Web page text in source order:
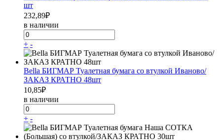
шт
232,89₽
в наличии
+ -
Bella БИГМАР Туалетная бумага со втулкой Иваново/
ЗАКАЗ КРАТНО 48шт
10,85₽
в наличии
+ -